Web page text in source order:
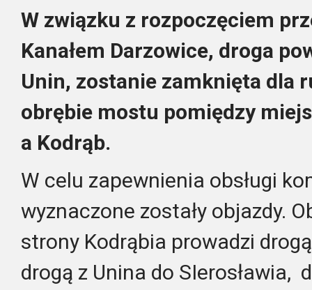
W związku z rozpoczęciem
Kanałem Darzowice, droga
Unin, zostanie zamknięta dla
obrębie mostu pomiędzy
a Kodrąb.
W celu zapewnienia obsługi
wyznaczone zostały objazdy.
strony Kodrąbia prowadzi
drogą z Unina do SIerosławia,